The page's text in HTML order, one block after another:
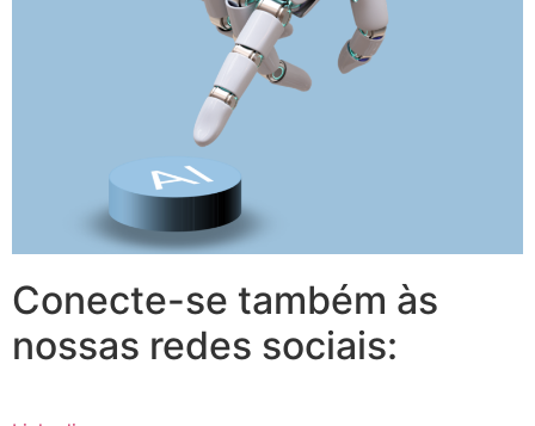
Conecte-se também às
nossas redes sociais: